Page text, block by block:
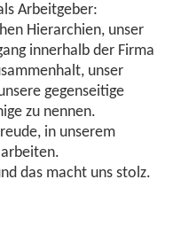
Arbeitgeber:
Hierarchien, unser
innerhalb der Firma
unser
gegenseitige
zu nennen.
in unserem
das macht uns stolz.